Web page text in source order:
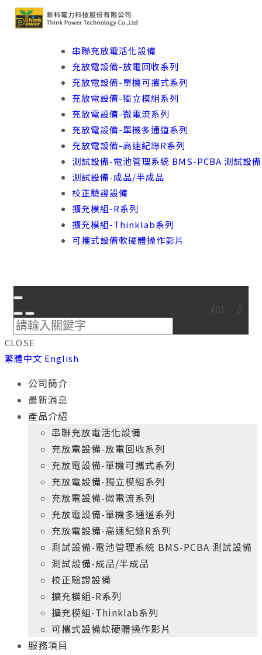
串聯充放電活化設備
充放電設備-放電回收系列
充放電設備-單機可攜式系列
充放電設備-獨立模組系列
充放電設備-微電流系列
充放電設備-單機多通道系列
充放電設備-高速紀錄R系列
測試設備-電池管理系統 BMS-PCBA 測試設備
測試設備-成品/半成品
校正驗證設備
擴充模組-R系列
擴充模組-Thinklab系列
可攜式設備軟硬體操作影片
(0)
CLOSE
繁體中文 English
公司簡介
最新消息
產品介紹
串聯充放電活化設備
充放電設備-放電回收系列
充放電設備-單機可攜式系列
充放電設備-獨立模組系列
充放電設備-微電流系列
充放電設備-單機多通道系列
充放電設備-高速紀錄R系列
測試設備-電池管理系統 BMS-PCBA 測試設備
測試設備-成品/半成品
校正驗證設備
擴充模組-R系列
擴充模組-Thinklab系列
可攜式設備軟硬體操作影片
服務項目